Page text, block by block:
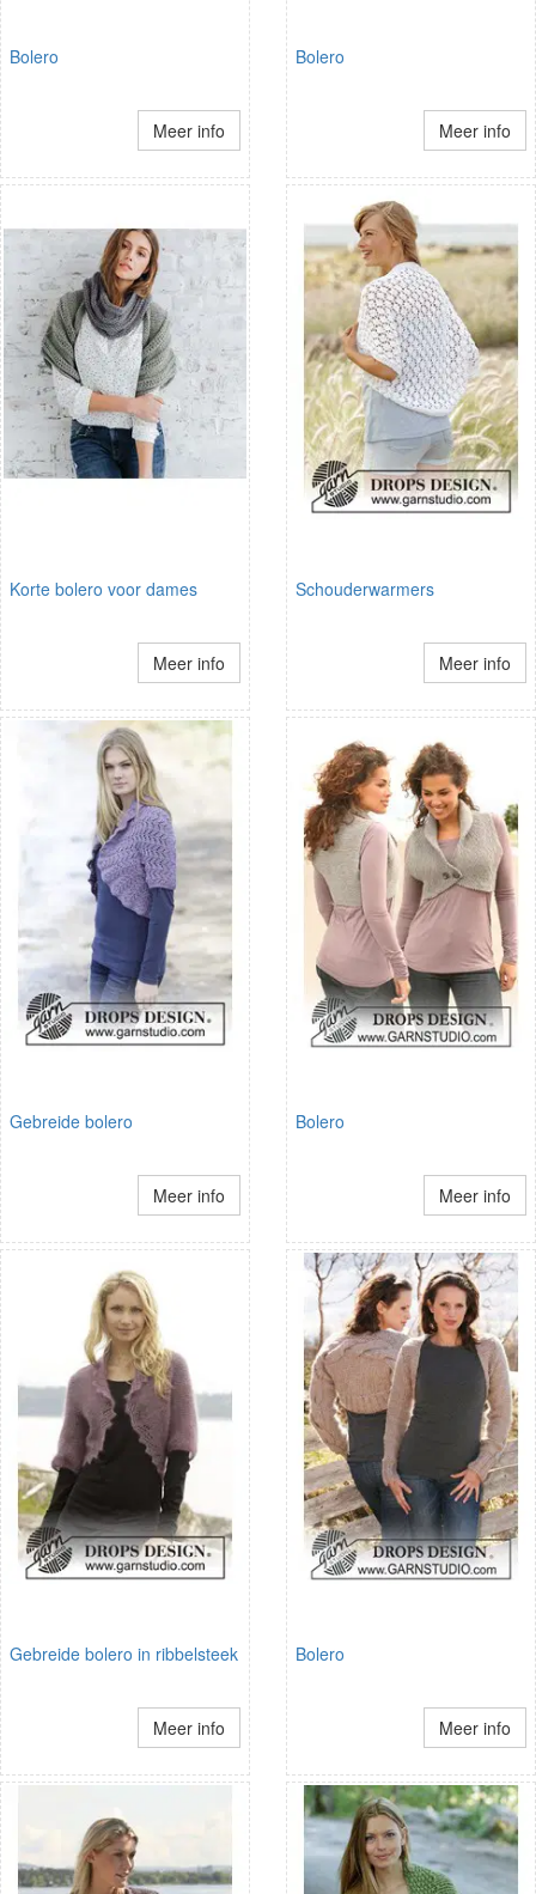
Bolero
Meer info
Bolero
Meer info
Korte bolero voor dames
Meer info
Schouderwarmers
Meer info
Gebreide bolero
Meer info
Bolero
Meer info
Gebreide bolero in ribbelsteek
Meer info
Bolero
Meer info